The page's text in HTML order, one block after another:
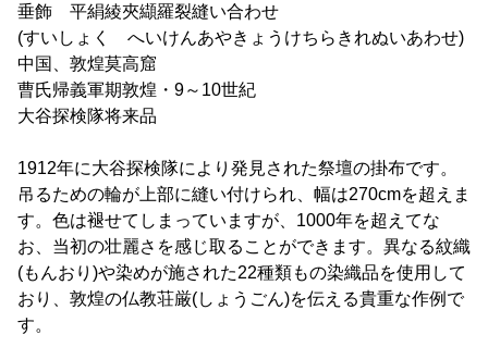
垂飾 平絹綾夾纈羅裂縫い合わせ
(すいしょく へいけんあやきょうけちらきれぬいあわせ)
中国、敦煌莫高窟
曹氏帰義軍期敦煌・9～10世紀
大谷探検隊将来品
1912年に大谷探検隊により発見された祭壇の掛布です。
吊るための輪が上部に縫い付けられ、幅は270cmを超えま
す。色は褪せてしまっていますが、1000年を超えてな
お、当初の壮麗さを感じ取ることができます。異なる紋織
(もんおり)や染めが施された22種類もの染織品を使用して
おり、敦煌の仏教荘厳(しょうごん)を伝える貴重な作例で
す。